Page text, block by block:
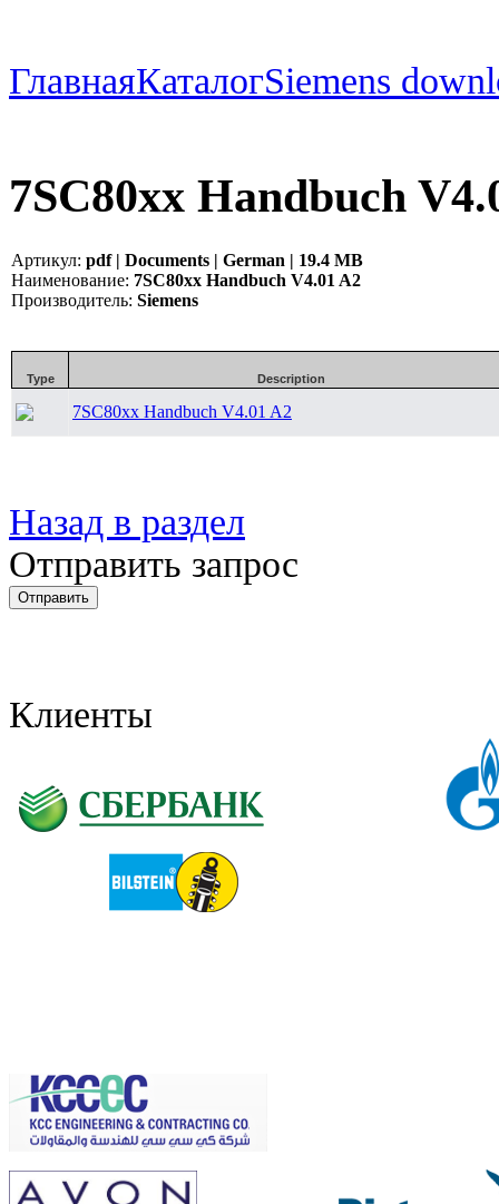
ГлавнаяКаталогSiemens
7SC80xx Handbuch
Артикул: pdf | Documents | German | 19.4 MB
Наименование: 7SC80xx Handbuch V4.01 A2
Производитель: Siemens
Type Description
7SC80xx Handbuch V4.01 A2
Назад в раздел
Отправить запрос
Клиенты